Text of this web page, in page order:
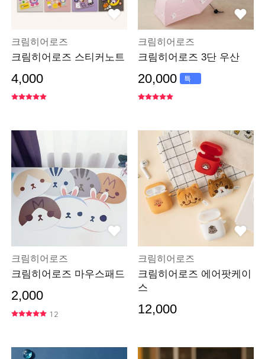
크림히어로즈
크림히어로즈 스티커노트
4,000
크림히어로즈
크림히어로즈 3단 우산
20,000
특
가
크림히어로즈
크림히어로즈 마우스패드
2,000
12
크림히어로즈
크림히어로즈 에어팟케이
스
12,000